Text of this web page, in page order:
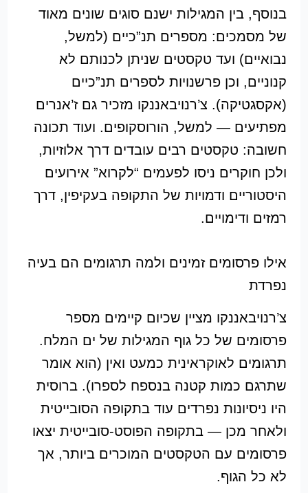
בנוסף, בין המגילות ישנם סוגים שונים מאוד
של מסמכים: מספרים תנ”כיים (למשל,
נבואיים) ועד טקסטים שניתן לכנותם לא
קנוניים, וכן פרשנויות לספרים תנ”כיים
(אקסגטיקה). צ’רנויבאננקו מזכיר גם ז’אנרים
מפתיעים — למשל, הורוסקופים. ועוד תכונה
חשובה: טקסטים רבים עובדים דרך אלוזיות,
ולכן חוקרים ניסו לפעמים “לקרוא” אירועים
היסטוריים ודמויות של התקופה בעקיפין, דרך
רמזים ודימויים.
אילו פרסומים זמינים ולמה תרגומים הם בעיה
נפרדת
צ’רנויבאננקו מציין שכיום קיימים מספר
פרסומים של כל גוף המגילות של ים המלח.
תרגומים לאוקראינית כמעט ואין (הוא אומר
שתרגם כמות קטנה בנספח לספרו). ברוסית
היו ניסיונות נפרדים עוד בתקופה הסובייטית
ולאחר מכן — בתקופה הפוסט-סובייטית יצאו
פרסומים עם הטקסטים המוכרים ביותר, אך
לא כל הגוף.